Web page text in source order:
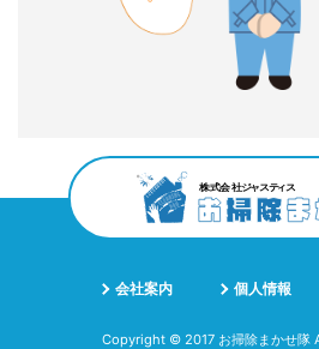
会社案内 個人情報
Copyright © 2017 お掃除まかせ隊